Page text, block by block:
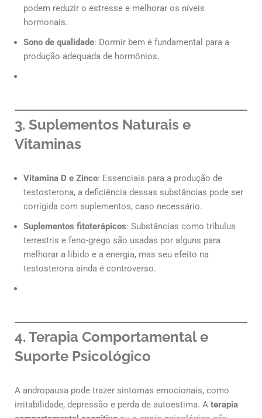
podem reduzir o estresse e melhorar os níveis
hormonais.
Sono de qualidade: Dormir bem é fundamental para a
produção adequada de hormônios.
3. Suplementos Naturais e
Vitaminas
Vitamina D e Zinco: Essenciais para a produção de
testosterona, a deficiência dessas substâncias pode ser
corrigida com suplementos, caso necessário.
Suplementos fitoterápicos: Substâncias como tribulus
terrestris e feno-grego são usadas por alguns para
melhorar a libido e a energia, mas seu efeito na
testosterona ainda é controverso.
4. Terapia Comportamental e
Suporte Psicológico
A andropausa pode trazer sintomas emocionais, como
irritabilidade, depressão e perda de autoestima. A terapia